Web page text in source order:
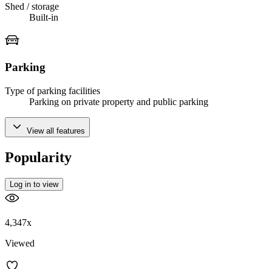
Shed / storage
Built-in
Parking
Type of parking facilities
Parking on private property and public parking
View all features
Popularity
Log in to view
4,347x
Viewed